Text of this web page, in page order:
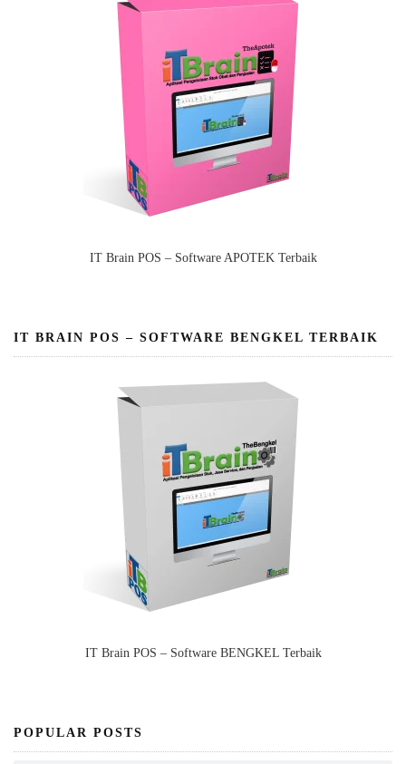
IT Brain POS – Software APOTEK Terbaik
IT BRAIN POS – SOFTWARE BENGKEL TERBAIK
IT Brain POS – Software BENGKEL Terbaik
POPULAR POSTS